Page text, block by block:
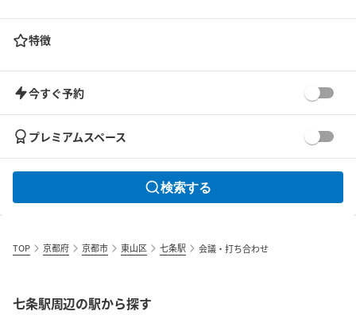
特徴
今すぐ予約
プレミアムスペース
検索する
TOP 京都府 京都市 東山区 七条駅 会議・打ち合わせ
七条駅周辺の駅から探す